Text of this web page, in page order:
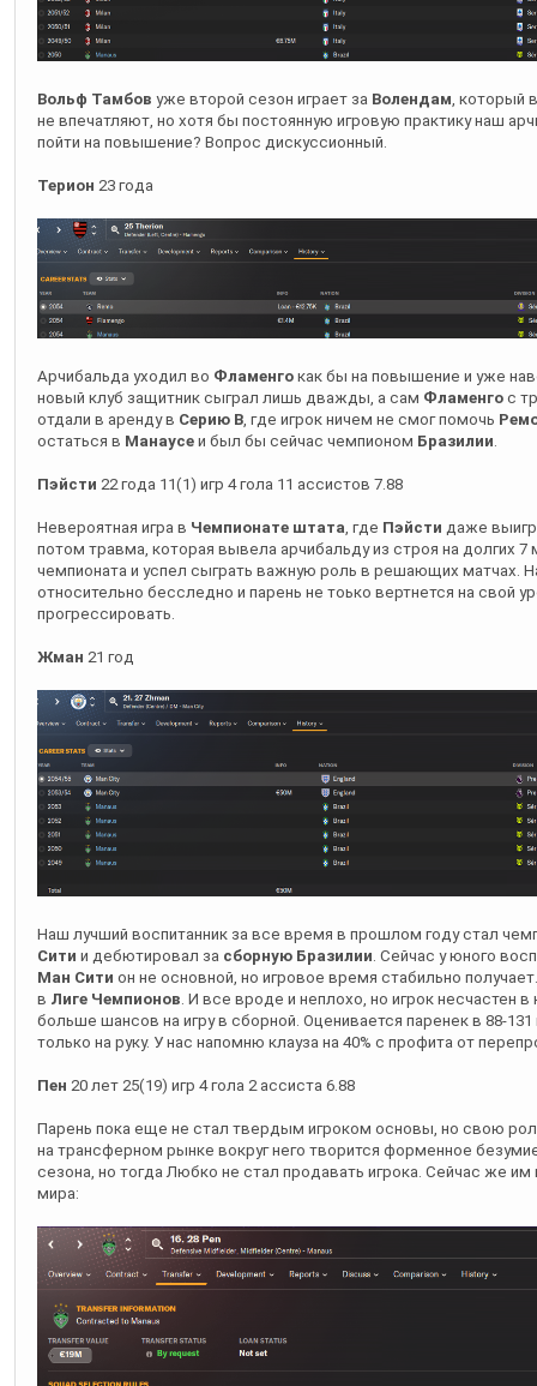
Вольф Тамбов уже второй сезон играет за Волендам , который
не впечатляют, но хотя бы постоянную игровую практику наш
пойти на повышение? Вопрос дискуссионный.
Терион 23 года
Арчибальда уходил во Фламенго как бы на повышение и уже
новый клуб защитник сыграл лишь дважды, а сам Фламенго с
отдали в аренду в Серию В, где игрок ничем не смог помочь
остаться в Манаусе и был бы сейчас чемпионом Бразилии.
Пэйсти 22 года 11(1) игр 4 гола 11 ассистов 7.88
Невероятная игра в Чемпионате штата, где Пэйсти даже
потом травма, которая вывела арчибальду из строя на долгих
чемпионата и успел сыграть важную роль в решающих матчах.
относительно бесследно и парень не тоько вертнется на свой
прогрессировать.
Жман 21 год
Наш лучший воспитанник за все время в прошлом году стал
Сити и дебютировал за сборную Бразилии. Сейчас у юного
Ман Сити он не основной, но игровое время стабильно
в Лиге Чемпионов. И все вроде и неплохо, но игрок несчастен
больше шансов на игру в сборной. Оценивается паренек в 88-
только на руку. У нас напомню клауза на 40% с профита от
Пен 20 лет 25(19) игр 4 гола 2 ассиста 6.88
Парень пока еще не стал твердым игроком основы, но свою
на трансферном рынке вокруг него творится форменное
сезона, но тогда Любко не стал продавать игрока. Сейчас же
мира: